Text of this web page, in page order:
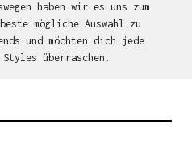
haben wir es uns zum
mögliche Auswahl zu
und möchten dich jede
Styles überraschen.